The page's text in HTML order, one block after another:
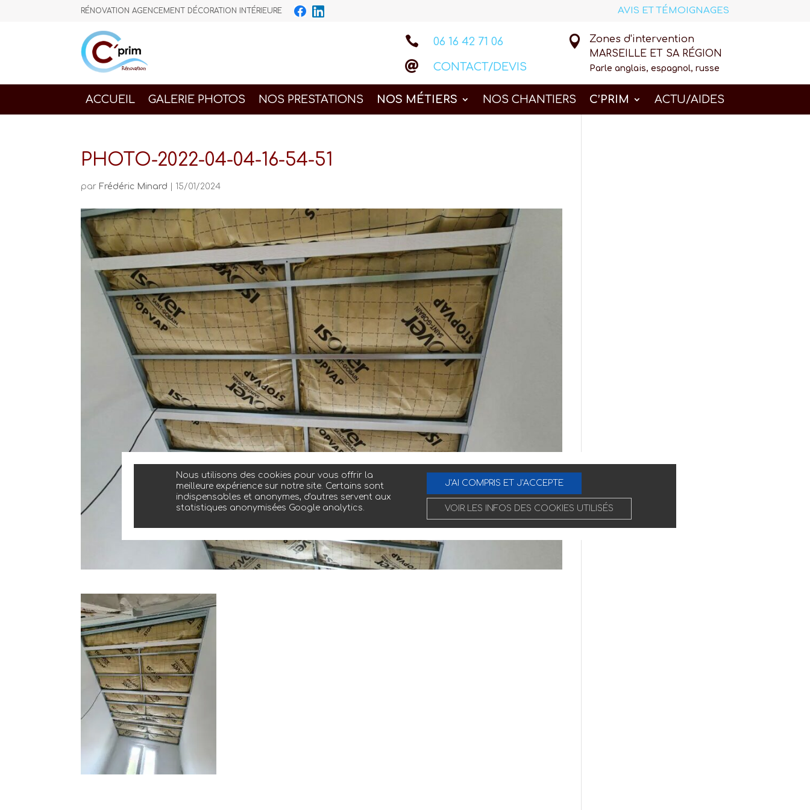
RÉNOVATION AGENCEMENT DÉCORATION INTÉRIEURE AVIS ET TÉMOIGNAGES
 06 16 42 71 06
 CONTACT/DEVIS

Zones d'intervention
MARSEILLE ET SA RÉGION
Parle anglais, espagnol, russe
ACCUEIL GALERIE PHOTOS NOS PRESTATIONS NOS MÉTIERS NOS CHANTIERS C’PRIM ACTU/AIDES
PHOTO-2022-04-04-16-54-51
par Frédéric Minard 15/01/2024
Nous utilisons des cookies pour vous offrir la
meilleure expérience sur notre site. Certains sont
indispensables et anonymes, d'autres servent aux
statistiques anonymisées Google analytics.
J'AI COMPRIS ET J'ACCEPTE
VOIR LES INFOS DES COOKIES UTILISÉS